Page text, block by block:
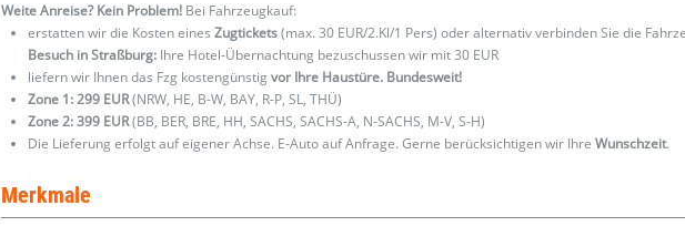
Weite Anreise? Kein Problem! Bei Fahrzeugkauf:
erstatten wir die Kosten einesZugtickets(max. 30 EUR/2.Kl/1 Pers) oder alternativ verbinden Sie die
Besuch in Straßburg: Ihre Hotel-Übernachtung bezuschussen wir mit 30 EUR
liefern wir Ihnen das Fzg kostengünstigvor Ihre Haustüre. Bundesweit!
Zone 1: 299 EUR(NRW, HE, B-W, BAY, R-P, SL, THÜ)
Zone 2: 399 EUR(BB, BER, BRE, HH, SACHS, SACHS-A, N-SACHS, M-V, S-H)
Die Lieferung erfolgt auf eigener Achse. E-Auto auf Anfrage. Gerne berücksichtigen wir IhreWunschzeit.
Merkmale